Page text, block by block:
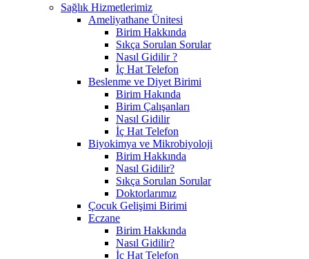
Sağlık Hizmetlerimiz
Ameliyathane Ünitesi
Birim Hakkında
Sıkça Sorulan Sorular
Nasıl Gidilir ?
İç Hat Telefon
Beslenme ve Diyet Birimi
Birim Hakında
Birim Çalışanları
Nasıl Gidilir
İç Hat Telefon
Biyokimya ve Mikrobiyoloji
Birim Hakkında
Nasıl Gidilir?
Sıkça Sorulan Sorular
Doktorlarımız
Çocuk Gelişimi Birimi
Eczane
Birim Hakkında
Nasıl Gidilir?
İç Hat Telefon